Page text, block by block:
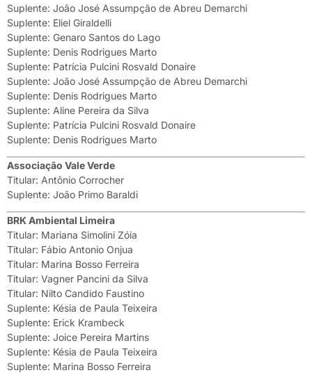
Suplente: João José Assumpção de Abreu Demarchi
Suplente: Eliel Giraldelli
Suplente: Genaro Santos do Lago
Suplente: Denis Rodrigues Marto
Suplente: Patrícia Pulcini Rosvald Donaire
Suplente: João José Assumpção de Abreu Demarchi
Suplente: Denis Rodrigues Marto
Suplente: Aline Pereira da Silva
Suplente: Patrícia Pulcini Rosvald Donaire
Suplente: Denis Rodrigues Marto
Associação Vale Verde
Titular: Antônio Corrocher
Suplente: João Primo Baraldi
BRK Ambiental Limeira
Titular: Mariana Simolini Zóia
Titular: Fábio Antonio Onjua
Titular: Marina Bosso Ferreira
Titular: Vagner Pancini da Silva
Titular: Nilto Candido Faustino
Suplente: Késia de Paula Teixeira
Suplente: Erick Krambeck
Suplente: Joice Pereira Martins
Suplente: Késia de Paula Teixeira
Suplente: Marina Bosso Ferreira